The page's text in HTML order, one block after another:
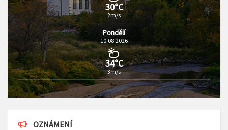
30°C
2m/s
Pondělí
10.08.2026
34°C
3m/s
OZNÁMENÍ